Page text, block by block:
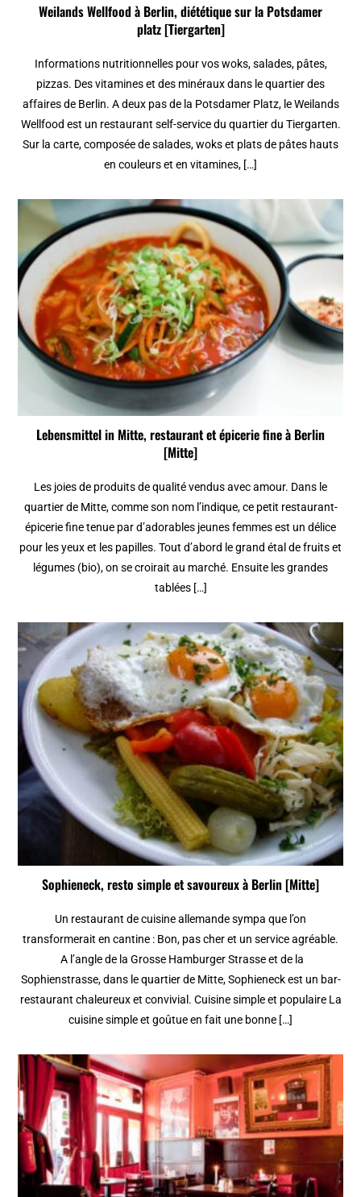
Weilands Wellfood à Berlin, diététique sur la Potsdamer
platz [Tiergarten]
Informations nutritionnelles pour vos woks, salades, pâtes,
pizzas. Des vitamines et des minéraux dans le quartier des
affaires de Berlin. A deux pas de la Potsdamer Platz, le Weilands
Wellfood est un restaurant self-service du quartier du Tiergarten.
Sur la carte, composée de salades, woks et plats de pâtes hauts
en couleurs et en vitamines, […]
Lebensmittel in Mitte, restaurant et épicerie fine à Berlin
[Mitte]
Les joies de produits de qualité vendus avec amour. Dans le
quartier de Mitte, comme son nom l’indique, ce petit restaurant-
épicerie fine tenue par d’adorables jeunes femmes est un délice
pour les yeux et les papilles. Tout d’abord le grand étal de fruits et
légumes (bio), on se croirait au marché. Ensuite les grandes
tablées […]
Sophieneck, resto simple et savoureux à Berlin [Mitte]
Un restaurant de cuisine allemande sympa que l’on
transformerait en cantine : Bon, pas cher et un service agréable.
A l’angle de la Grosse Hamburger Strasse et de la
Sophienstrasse, dans le quartier de Mitte, Sophieneck est un bar-
restaurant chaleureux et convivial. Cuisine simple et populaire La
cuisine simple et goûtue en fait une bonne […]